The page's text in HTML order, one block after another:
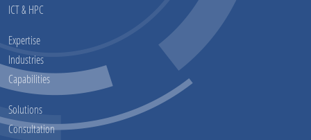
ICT & HPC
Expertise
Industries
Capabilities
Solutions
Consultation